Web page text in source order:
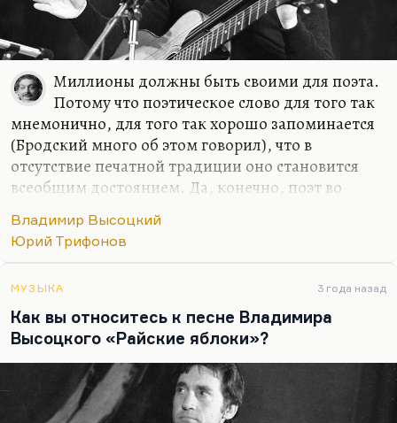
Миллионы должны быть своими для поэта.
Потому что поэтическое слово для того так
мнемонично, для того так хорошо запоминается
(Бродский много об этом говорил), что в
отсутствие печатной традиции оно становится
всеобщим достоянием. Да, конечно, поэт во
резонанс. Многих моих, так сказать, бывших
коллег это завело в кровавый тупик. Потому что
слушала и читала страна, перебежали на сторону
худших тенденций во власти.
Они стали поддерживать войну, кататься по
стране с чтением военной лирики (очень плохого
качества). Это нормально: когда у тебя нет
общественного резонанса, когда твое слово не
Владимир Высоцкий
Юрий Трифонов
МУЗЫКА 3 года назад
Как вы относитесь к песне Владимира
Высоцкого «Райские яблоки»?